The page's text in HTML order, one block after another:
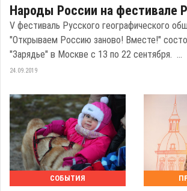
Народы России на фестивале
V фестиваль Русского географического
"Открываем Россию заново! Вместе!"
"Зарядье" в Москве с 13 по 22 сентября. ...
24.09.2019
СОБЫТИЯ